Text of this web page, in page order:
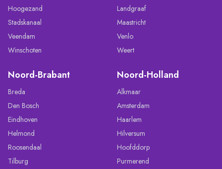
Hoogezand
Stadskanaal
Veendam
Winschoten
Landgraaf
Maastricht
Venlo
Weert
Noord-Brabant
Breda
Den Bosch
Eindhoven
Helmond
Roosendaal
Tilburg
Noord-Holland
Alkmaar
Amsterdam
Haarlem
Hilversum
Hoofddorp
Purmerend